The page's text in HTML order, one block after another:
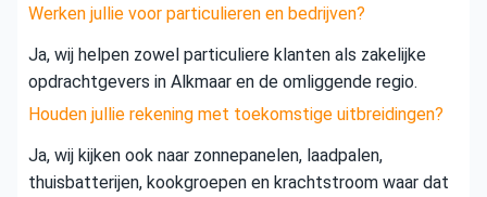
Werken jullie voor particulieren en bedrijven?
Ja, wij helpen zowel particuliere klanten als zakelijke
opdrachtgevers in Alkmaar en de omliggende regio.
Houden jullie rekening met toekomstige uitbreidingen?
Ja, wij kijken ook naar zonnepanelen, laadpalen,
thuisbatterijen, kookgroepen en krachtstroom waar dat